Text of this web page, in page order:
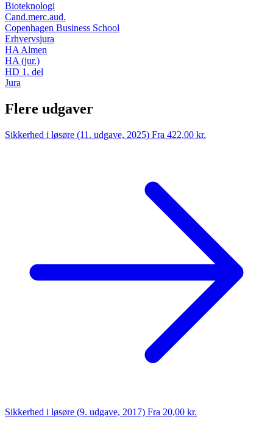
Bioteknologi
Cand.merc.aud.
Copenhagen Business School
Erhvervsjura
HA Almen
HA (jur.)
HD 1. del
Jura
Flere udgaver
Sikkerhed i løsøre (11. udgave, 2025) Fra 422,00 kr.
Sikkerhed i løsøre (9. udgave, 2017) Fra 20,00 kr.